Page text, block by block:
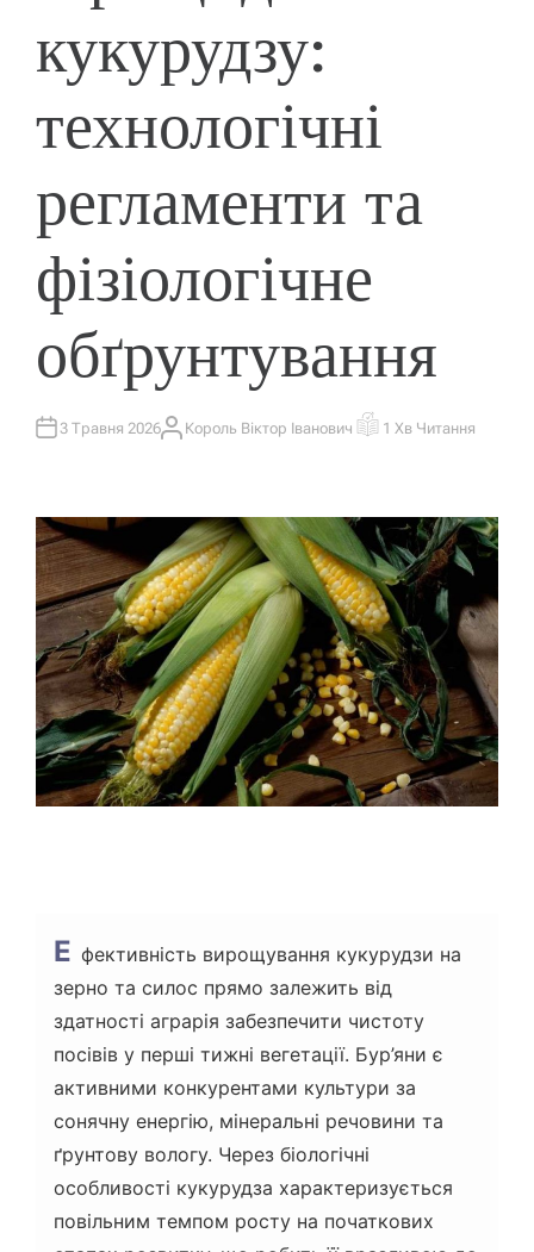
кукурудзу:
технологічні
регламенти та
фізіологічне
обґрунтування
3 Травня 2026А
Король Віктор Іванович О
О
В
Н
И
Й
Ч
А
С
Ч
И
Т
А
Н
Н
Я
1 Хв Читання
Е фективність вирощування кукурудзи на
зерно та силос прямо залежить від
здатності аграрія забезпечити чистоту
посівів у перші тижні вегетації. Бур’яни є
активними конкурентами культури за
сонячну енергію, мінеральні речовини та
ґрунтову вологу. Через біологічні
особливості кукурудза характеризується
повільним темпом росту на початкових